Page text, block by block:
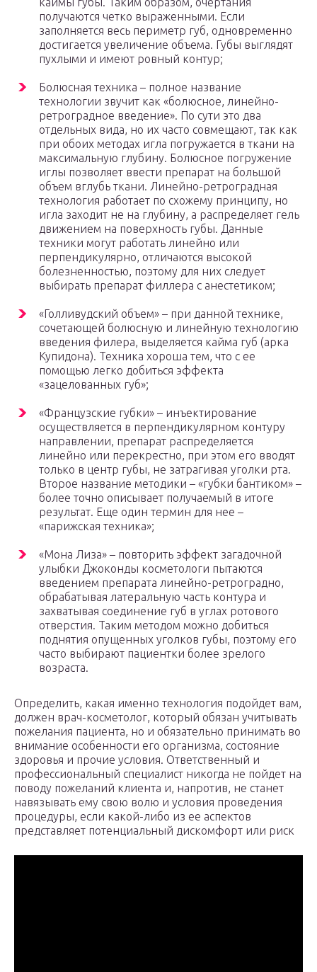
получаются четко выраженными. Если
заполняется весь периметр губ, одновременно
достигается увеличение объема. Губы выглядят
пухлыми и имеют ровный контур;
Болюсная техника – полное название
технологии звучит как «болюсное, линейно-
ретроградное введение». По сути это два
отдельных вида, но их часто совмещают, так как
при обоих методах игла погружается в ткани на
максимальную глубину. Болюсное погружение
иглы позволяет ввести препарат на большой
объем вглубь ткани. Линейно-ретроградная
технология работает по схожему принципу, но
игла заходит не на глубину, а распределяет гель
движением на поверхность губы. Данные
техники могут работать линейно или
перпендикулярно, отличаются высокой
болезненностью, поэтому для них следует
выбирать препарат филлера с анестетиком;
«Голливудский объем» – при данной технике,
сочетающей болюсную и линейную технологию
введения филера, выделяется кайма губ (арка
Купидона). Техника хороша тем, что с ее
помощью легко добиться эффекта
«зацелованных губ»;
«Французские губки» – инъектирование
осуществляется в перпендикулярном контуру
направлении, препарат распределяется
линейно или перекрестно, при этом его вводят
только в центр губы, не затрагивая уголки рта.
Второе название методики – «губки бантиком» –
более точно описывает получаемый в итоге
результат. Еще один термин для нее –
«парижская техника»;
«Мона Лиза» – повторить эффект загадочной
улыбки Джоконды косметологи пытаются
введением препарата линейно-ретроградно,
обрабатывая латеральную часть контура и
захватывая соединение губ в углах ротового
отверстия. Таким методом можно добиться
поднятия опущенных уголков губы, поэтому его
часто выбирают пациентки более зрелого
возраста.
Определить, какая именно технология подойдет вам,
должен врач-косметолог, который обязан учитывать
пожелания пациента, но и обязательно принимать во
внимание особенности его организма, состояние
здоровья и прочие условия. Ответственный и
профессиональный специалист никогда не пойдет на
поводу пожеланий клиента и, напротив, не станет
навязывать ему свою волю и условия проведения
процедуры, если какой-либо из ее аспектов
представляет потенциальный дискомфорт или риск